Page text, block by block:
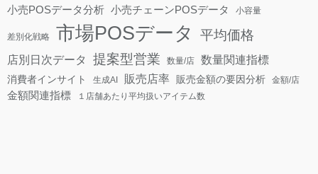
小売POSデータ分析 小売チェーンPOSデータ 小容量
差別化戦略 市場POSデータ 平均価格
店別日次データ 提案型営業 数量/店 数量関連指標
消費者インサイト 生成AI 販売店率 販売金額の要因分析 金額/店
金額関連指標 １店舗あたり平均扱いアイテム数